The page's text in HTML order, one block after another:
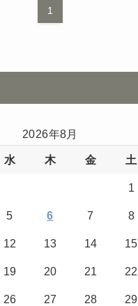
1
2026年8月
水 木 金 土
1
5 6 7 8
12 13 14 15
19 20 21 22
26 27 28 29